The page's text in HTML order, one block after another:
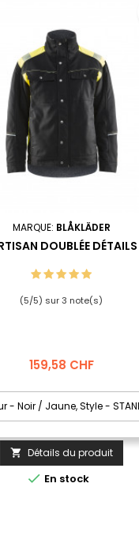
MARQUE: BLÅKLÄDER
DOUBLÉE
(5/5) sur3 note(s)
Prix
159,58 CHF
 Détails du produit
 En stock